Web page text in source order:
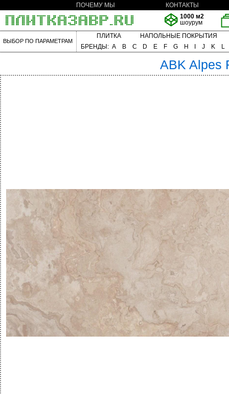
ПОЧЕМУ МЫ
КОНТАКТЫ
1000 м2
шоурум
ВЫБОР ПО ПАРАМЕТРАМ
ПЛИТКА
НАПОЛЬНЫЕ ПОКРЫТИЯ
БРЕНДЫ: A B C D E F G H J K L
ABK Alpes